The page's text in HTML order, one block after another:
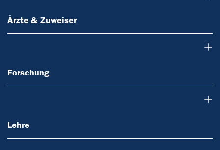
Ärzte & Zuweiser
Forschung
Lehre